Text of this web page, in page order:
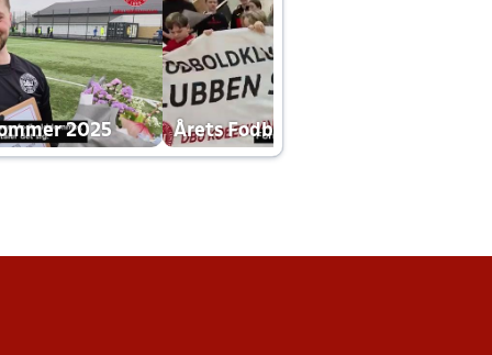
2025 Årets Fodboldklub 2025 mp4